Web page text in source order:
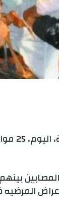
استقبل
المرضيه